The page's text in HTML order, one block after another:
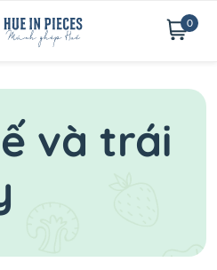
0
và trái